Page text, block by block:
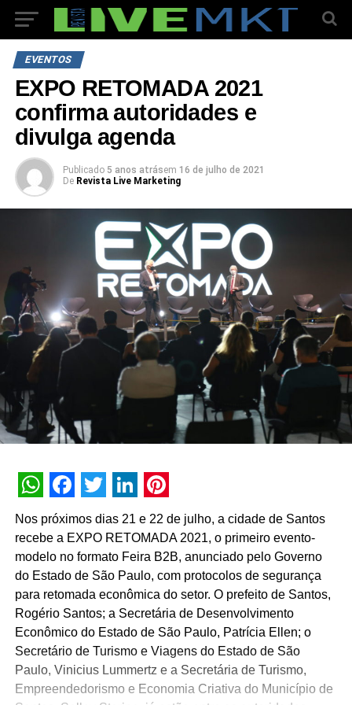
EVENTOS
EXPO RETOMADA 2021
confirma autoridades e
divulga agenda
Publicado 5 anos atrásem 16 de julho de 2021
De Revista Live Marketing
WhatsApp
Facebook
Twitter
LinkedIn
Pinterest
Nos próximos dias 21 e 22 de julho, a cidade de Santos
recebe a EXPO RETOMADA 2021, o primeiro evento-
modelo no formato Feira B2B, anunciado pelo Governo
do Estado de São Paulo, com protocolos de segurança
para retomada econômica do setor. O prefeito de Santos,
Rogério Santos; a Secretária de Desenvolvimento
Econômico do Estado de São Paulo, Patrícia Ellen; o
Secretário de Turismo e Viagens do Estado de São
Paulo, Vinicius Lummertz e a Secretária de Turismo,
Empreendedorismo e Economia Criativa do Município de